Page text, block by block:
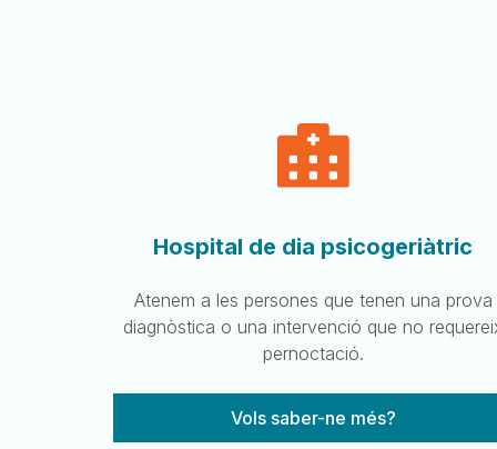
Hospital de dia psicogeriàtric
Atenem a les persones que tenen una prova
diagnòstica o una intervenció que no
pernoctació.
Vols saber-ne més?